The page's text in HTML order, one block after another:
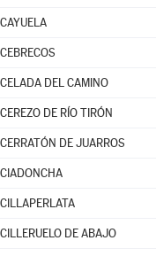
CAYUELA
CEBRECOS
CELADA DEL CAMINO
CEREZO DE RÍO TIRÓN
CERRATÓN DE JUARROS
CIADONCHA
CILLAPERLATA
CILLERUELO DE ABAJO